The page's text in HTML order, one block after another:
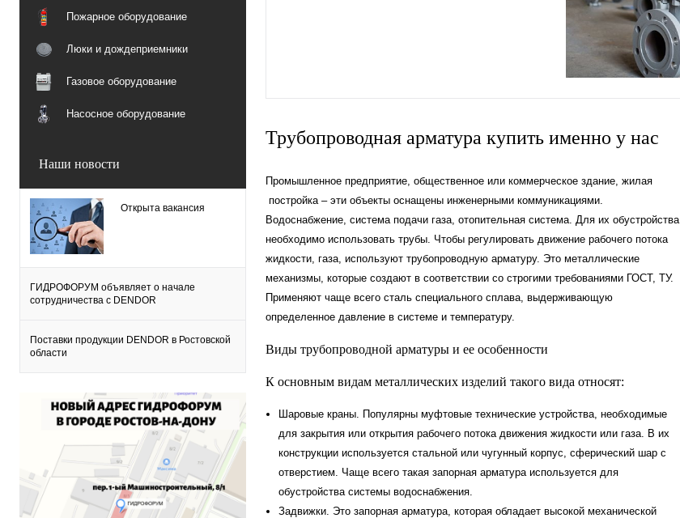
Пожарное оборудование
Люки и дождеприемники
Газовое оборудование
Насосное оборудование
Наши новости
Открыта вакансия
ГИДРОФОРУМ объявляет о начале
сотрудничества с DENDOR
Поставки продукции DENDOR в Ростовской
области
Трубопроводная арматура купить именно у нас
Промышленное предприятие, общественное или коммерческое здание, жилая
постройка – эти объекты оснащены инженерными коммуникациями.
Водоснабжение, система подачи газа, отопительная система. Для их обустройства
необходимо использовать трубы. Чтобы регулировать движение рабочего потока
жидкости, газа, используют трубопроводную арматуру. Это металлические
механизмы, которые создают в соответствии со строгими требованиями ГОСТ, ТУ.
Применяют чаще всего сталь специального сплава, выдерживающую
определенное давление в системе и температуру.
Виды трубопроводной арматуры и ее особенности
К основным видам металлических изделий такого вида относят:
Шаровые краны. Популярны муфтовые технические устройства, необходимые
для закрытия или открытия рабочего потока движения жидкости или газа. В их
конструкции используется стальной или чугунный корпус, сферический шар с
отверстием. Чаще всего такая запорная арматура используется для
обустройства системы водоснабжения.
Задвижки. Это запорная арматура, которая обладает высокой механической